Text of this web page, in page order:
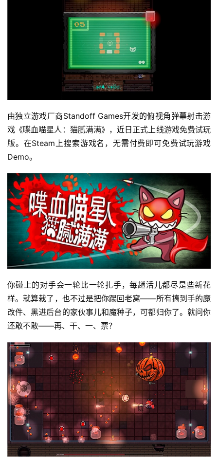
7
月
3
日
游
茶
对
接
会
上
海
站
中
文
(
中
国
由独立游戏厂商Standoff Games开发的俯视角弹幕射击游
戏《喋血喵星人：猫腻满满》，近日正式上线游戏免费试玩
版。在Steam上搜索游戏名，无需付费即可免费试玩游戏
Demo。
你碰上的对手会一轮比一轮扎手，每趟活儿都尽是些新花
样。就算栽了，也不过是把你踢回老窝——所有搞到手的魔
改件、黑进后台的家伙事儿和魔种子，可都归你了。就问你
还敢不敢——再、干、一、票？